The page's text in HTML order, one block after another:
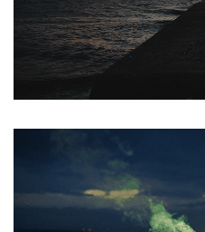
ANMELDEN
PASSWORT VERGESSEN?
REGISTRIEREN
E-Mail-Adresse*